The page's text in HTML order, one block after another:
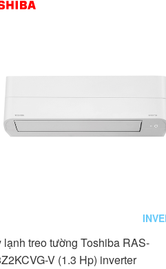
lạnh treo tường Toshiba RAS-
V (1.3 Hp) inverter